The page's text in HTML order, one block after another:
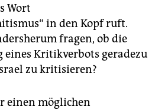
Wort
in den Kopf ruft.
fragen, ob die
eines Kritikverbots geradezu
zu kritisieren?
einen möglichen